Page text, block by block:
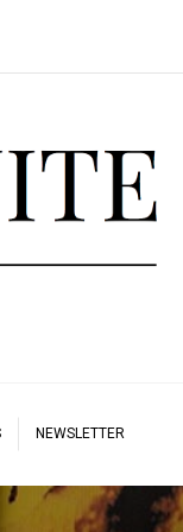
NEWSLETTER